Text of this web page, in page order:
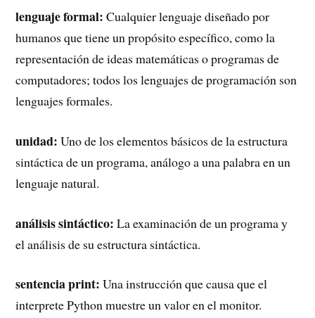
lenguaje formal: Cualquier lenguaje diseñado por
humanos que tiene un propósito específico, como la
representación de ideas matemáticas o programas de
computadores; todos los lenguajes de programación son
lenguajes formales.
unidad: Uno de los elementos básicos de la estructura
sintáctica de un programa, análogo a una palabra en un
lenguaje natural.
análisis sintáctico: La examinación de un programa y
el análisis de su estructura sintáctica.
sentencia print: Una instrucción que causa que el
interprete Python muestre un valor en el monitor.